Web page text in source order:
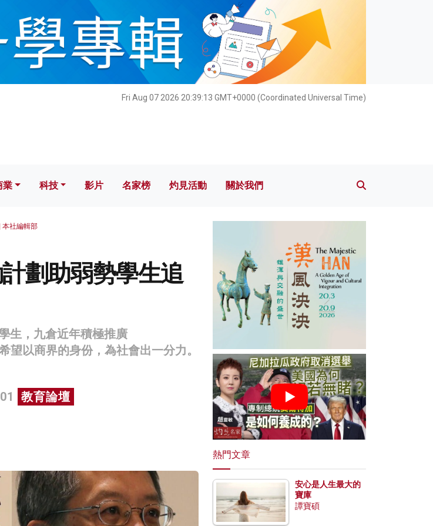
Fri Aug 07 2026 20:39:15 GMT+0000 (Coordinated Universal Time)
科技 影片 名家榜 灼見活動 關於我們
業 科技 影片 名家榜 灼見活動 關於我們
本社編輯部
劃助弱勢學生追
生，九倉近年積極推廣
以商界的身份，為社會出一分力。
教育論壇
熱門文章
安心是人生最大的
寶庫
譚寶碩